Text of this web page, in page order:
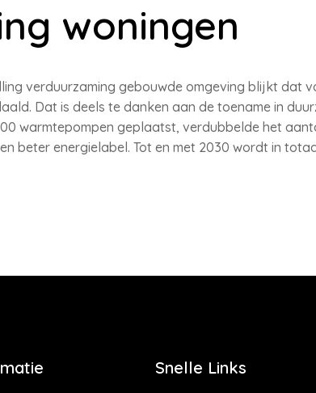
woningen
verduurzaming gebouwde omgeving blijkt dat
Dat is deels te danken aan de toename in
warmtepompen geplaatst, verdubbelde het
beter energielabel. Tot en met 2030 wordt in
Snelle Links